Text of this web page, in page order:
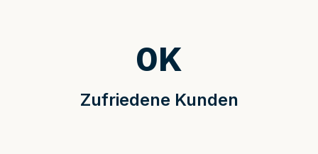
Zufriedene Kunden
0K